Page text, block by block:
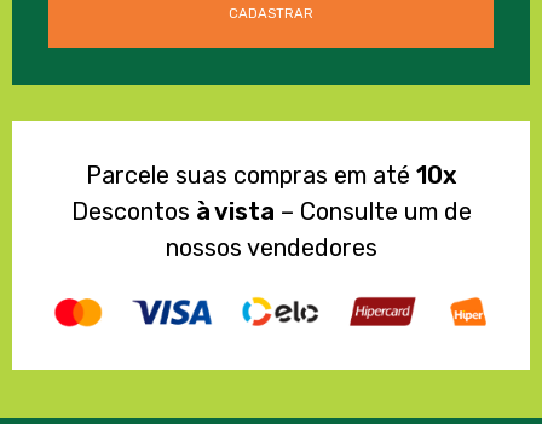
Parcele suas compras em até 10x
Descontos à vista – Consulte um de
nossos vendedores